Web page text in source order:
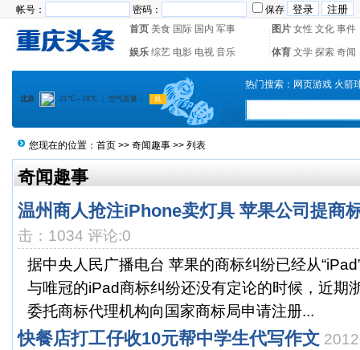
帐号： 密码：
保存
首页 美食 国际 国内 军事 图片 女性 文化 事件
娱乐 综艺 电影 电视 音乐 体育 文学 探索 奇闻
热门搜索： 网页游戏 火箭
您现在的位置： 首页 >> 奇闻趣事 >> 列表
奇闻趣事
温州商人抢注iPhone卖灯具 苹果公司提商
击：1034 评论:0
据中央人民广播电台 苹果的商标纠纷已经从
与唯冠的iPad商标纠纷还没有定论的时候，近期
委托商标代理机构向国家商标局申请注册...
快餐店打工仔收10元帮中学生代写作文